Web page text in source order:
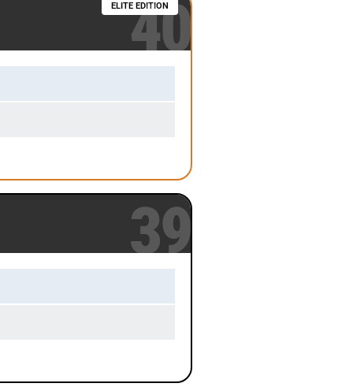
ELITE EDITION
40
39